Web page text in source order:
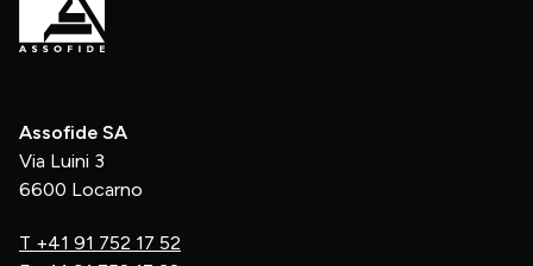
Assofide SA
Via Luini 3
6600 Locarno
T +41 91 752 17 52